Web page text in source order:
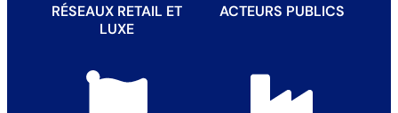
RÉSEAUX RETAIL ET
LUXE
ACTEURS PUBLICS